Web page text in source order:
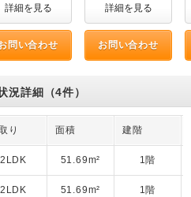
詳細を見る 詳細を見る
問い合わせ お問い合わせ
詳細（4件）
り 面積 建階
2LDK 51.69m² 1階
2LDK 51.69m² 1階